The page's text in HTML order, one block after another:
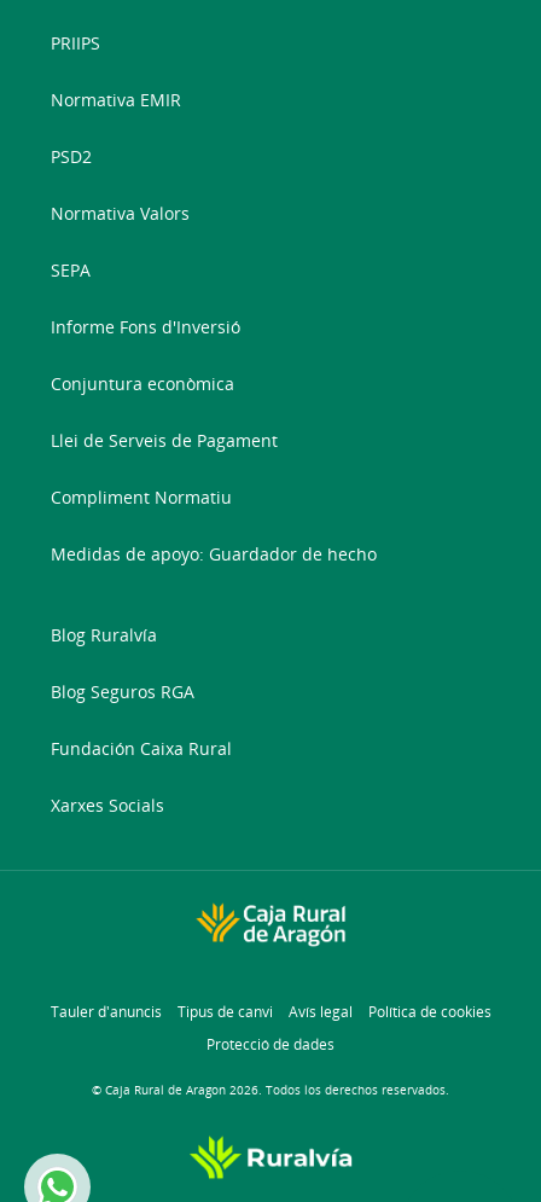
PRIIPS
Normativa EMIR
PSD2
Normativa Valors
SEPA
Informe Fons d'Inversió
Conjuntura econòmica
Llei de Serveis de Pagament
Compliment Normatiu
Medidas de apoyo: Guardador de hecho
Blog Ruralvía
Blog Seguros RGA
Fundación Caixa Rural
Xarxes Socials
Tauler d'anuncis Tipus de canvi Avís legal
Política de cookies
Protecció de dades
© Caja Rural de Aragon 2026. Todos los derechos reservados.